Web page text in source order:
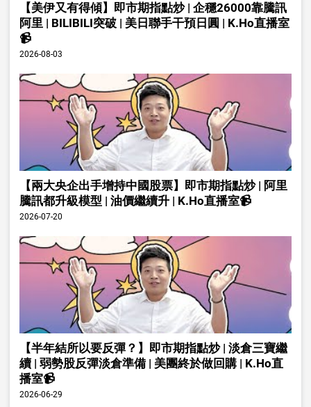
【美伊又有得傾】即市期指點炒 | 企穩26000靠騰訊
阿里 | BILIBILI突破 | 美日聯手干預日圓 | K.Ho直播室
📹
2026-08-03
【兩大央企出手增持中國股票】即市期指點炒 | 阿里
騰訊都升級模型 | 油價繼續升 | K.Ho直播室📹
2026-07-20
【半年結所以要反彈？】即市期指點炒 | 淡倉三寶繼
續 | 弱勢股反彈淡倉準備 | 美團終於做回購 | K.Ho直
播室📹
2026-06-29